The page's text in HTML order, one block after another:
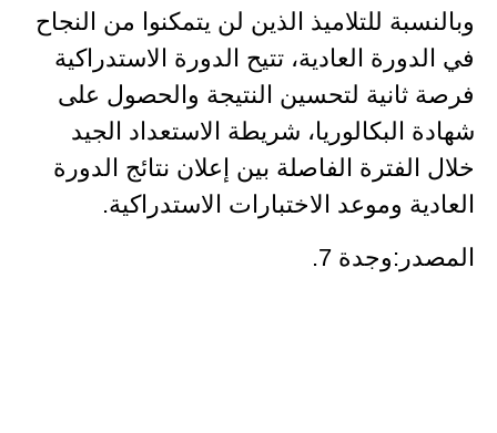
وبالنسبة للتلاميذ الذين لن يتمكنوا من النجاح
في الدورة العادية، تتيح الدورة الاستدراكية
فرصة ثانية لتحسين النتيجة والحصول على
شهادة البكالوريا، شريطة الاستعداد الجيد
خلال الفترة الفاصلة بين إعلان نتائج الدورة
العادية وموعد الاختبارات الاستدراكية.
المصدر:وجدة 7.